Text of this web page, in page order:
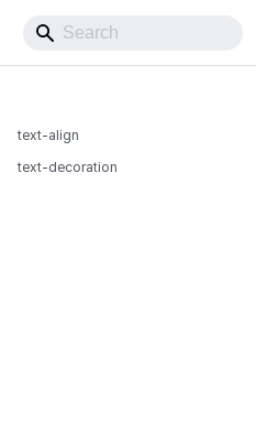
text-align
text-decoration